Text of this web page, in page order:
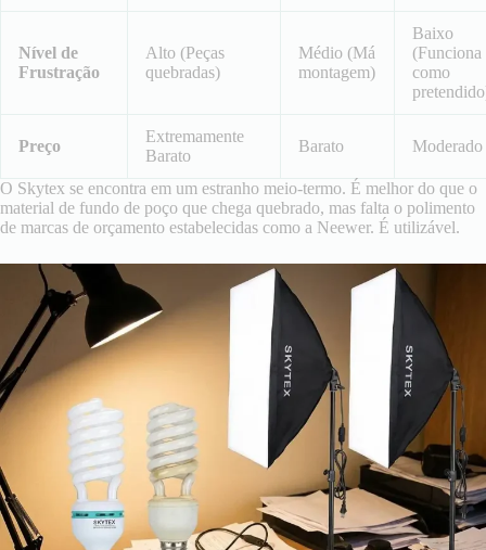
Nível de
Frustração
Alto (Peças
quebradas)
Médio (Má
montagem)
Baixo
(Funciona
como
Preço
Extremamente
Barato
Barato Moderado
O Skytex se encontra em um estranho meio-termo. É melhor do que o
material de fundo de poço que chega quebrado, mas falta o polimento
de marcas de orçamento estabelecidas como a Neewer. É utilizável.